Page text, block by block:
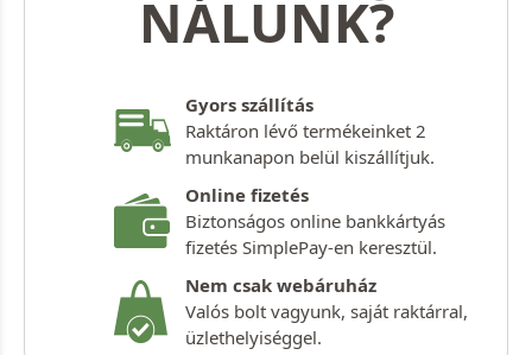
NÁLUNK?
Gyors szállítás
Raktáron lévő termékeinket 2
munkanapon belül kiszállítjuk.
Online fizetés
Biztonságos online bankkártyás
fizetés SimplePay-en keresztül.
Nem csak webáruház
Valós bolt vagyunk, saját raktárral,
üzlethelyiséggel.